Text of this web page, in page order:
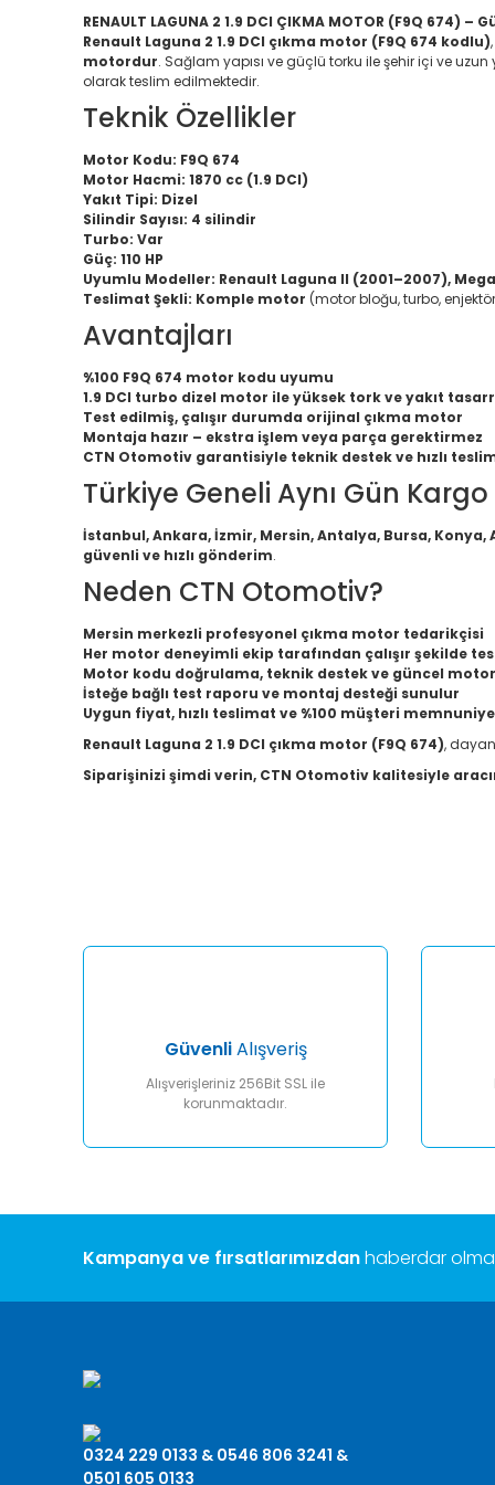
RENAULT LAGUNA 2 1.9 DCI ÇIKMA MOTOR (F9Q 674)
Renault Laguna 2 1.9 DCI çıkma motor (F9Q 674 kodlu)
motordur. Sağlam yapısı ve güçlü torku ile şehir içi ve
olarak teslim edilmektedir.
Teknik Özellikler
Motor Kodu: F9Q 674
Motor Hacmi: 1870 cc (1.9 DCI)
Yakıt Tipi: Dizel
Silindir Sayısı: 4 silindir
Turbo: Var
Güç: 110 HP
Uyumlu Modeller: Renault Laguna II (2001–2007),
Teslimat Şekli: Komple motor (motor bloğu, turbo,
Avantajları
%100 F9Q 674 motor kodu uyumu
1.9 DCI turbo dizel motor ile yüksek tork ve yakıt
Test edilmiş, çalışır durumda orijinal çıkma motor
Montaja hazır – ekstra işlem veya parça gerektirmez
CTN Otomotiv garantisiyle teknik destek ve hızlı
Türkiye Geneli Aynı Gün Kargo
İstanbul, Ankara, İzmir, Mersin, Antalya, Bursa, Konya,
güvenli ve hızlı gönderim.
Neden CTN Otomotiv?
Mersin merkezli profesyonel çıkma motor tedarikçisi
Her motor deneyimli ekip tarafından çalışır şekilde
Motor kodu doğrulama, teknik destek ve güncel
İsteğe bağlı test raporu ve montaj desteği sunulur
Uygun fiyat, hızlı teslimat ve %100 müşteri
Renault Laguna 2 1.9 DCI çıkma motor (F9Q 674),
Siparişinizi şimdi verin, CTN Otomotiv kalitesiyle
Ürün bilgilerinde hatalar bulunuyor.
GüvenliAlışveriş
Alışverişleriniz 256Bit SSL ile
korunmaktadır.
Kampanya ve fırsatlarımızdanhaberdar
0324 229 0133 & 0546 806 3241 &
0501 605 0133